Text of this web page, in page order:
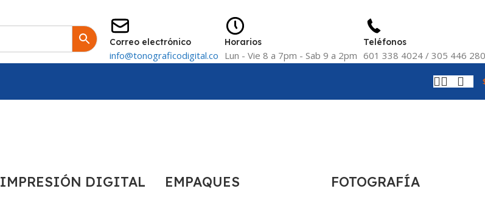
Correo electrónico
info@tonograficodigital.co
Horarios
Lun - Vie 8 a 7pm - Sab 9 a 2pm
Teléfonos
601 338 4024 / 305 446
IMPRESIÓN DIGITAL EMPAQUES FOTOGRAFÍA